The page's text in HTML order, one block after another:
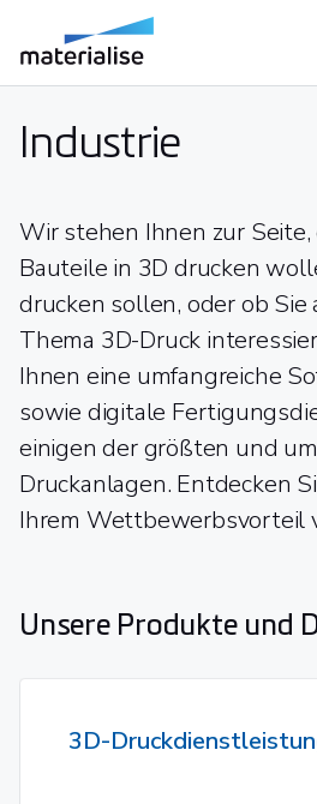
Industrie
Wir stehen Ihnen zur
Bauteile in 3D drucken
drucken sollen, oder ob Sie
Thema 3D-Druck
Ihnen eine umfangreiche
sowie digitale
einigen der größten und
Druckanlagen. Entdecken
Ihrem Wettbewerbsvorteil
Unsere Produkte und
3D-